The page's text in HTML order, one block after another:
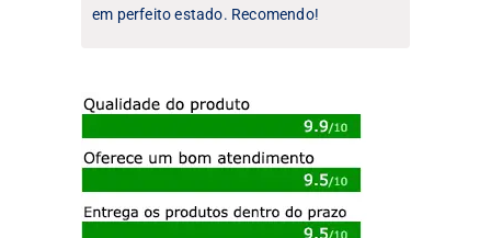
em perfeito estado. Recomendo!